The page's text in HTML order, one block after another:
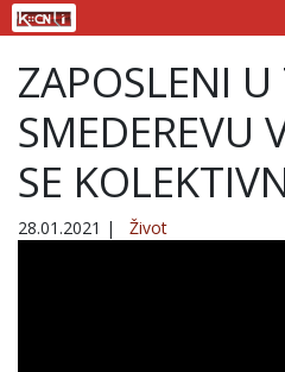
ZAPOSLENI
SMEDEREVU
SE
28.01.2021 | Život